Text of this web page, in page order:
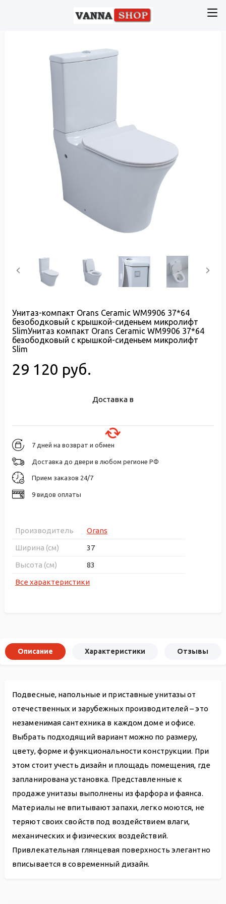
Унитаз-компакт Orans Ceramic WM9906 37*64
безободковый с крышкой-сиденьем микролифт
SlimУнитаз компакт Orans Ceramic WM9906 37*64
безободковый с крышкой-сиденьем микролифт
Slim
29 120 руб.
Доставка в
7 дней на возврат и обмен
Доставка до двери в любом регионе РФ
Прием заказов 24/7
9 видов оплаты
Производитель
Orans
Ширина (см)
37
Высота (см)
83
Все характеристики
Описание Характеристики Отзывы
Подвесные, напольные и приставные унитазы от
отечественных и зарубежных производителей – это
незаменимая сантехника в каждом доме и офисе.
Выбрать подходящий вариант можно по размеру,
цвету, форме и функциональности конструкции. При
этом стоит учесть дизайн и площадь помещения, где
запланирована установка. Представленные к
продаже унитазы выполнены из фарфора и фаянса.
Материалы не впитывают запахи, легко моются, не
теряют своих свойств под воздействием влаги,
механических и физических воздействий.
Привлекательная глянцевая поверхность элегантно
вписывается в современный дизайн.